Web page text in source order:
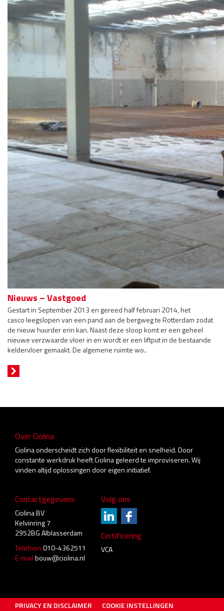
Nieuws – Vastgoed
Gestart in September 2013 en gereed half februari 2014, het
casco leegslopen van een pand aan de bergweg te Rotterdam zodat
de nieuw huurder erin kan. Naast deze sloop komt er een geheel
nieuwe verzwaarde vloer in en wordt er een liftput in de bestaande
keldervloer gemaakt. De algemene ruimte wo..
Over Ciolina
Ciolina onderscheidt zich door flexibiliteit en snelheid. Door
constante werkdruk heeft Ciolina geleerd te improviseren. Wij
vinden altijd oplossingen door eigen initiatief.
Contactgegevens
Ciolina BV
Kelvinring 7
2952BG Alblasserdam
Telefoon010-4362511
E-mailbouw@ciolina.nl
Volg ons
Certificering
VCA
PRIVACY EN DISCLAIMER
COOKIE INSTELLINGEN